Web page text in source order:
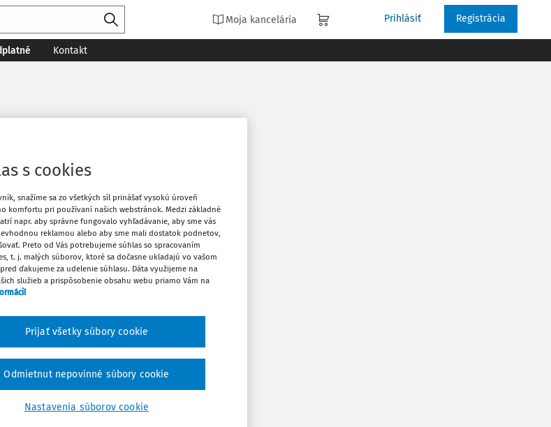
Moja kancelária Prihlásiť Registrácia
Kontakt
Prihláste sa
prístup na 10
Vytlačiť
Obľúbené
Stiahnuť
s cookies
snažíme sa zo všetkých síl prinášať vysokú úroveň
komfortu pri používaní našich webstránok. Medzi základné
napr. aby správne fungovalo vyhľadávanie, aby sme vás
reklamou alebo aby sme mali dostatok podnetov,
Preto od Vás potrebujeme súhlas so spracovaním
t. j. malých súborov, ktoré sa dočasne ukladajú vo vašom
ďakujeme za udelenie súhlasu. Dáta využijeme na
služieb a prispôsobenie obsahu webu priamo Vám na
Nastavenia súborov cookie
Odmietnut nepovinné súbory cookie
Prijať všetky súbory cookie